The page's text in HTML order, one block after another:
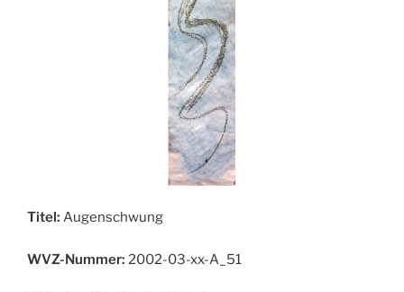
Titel: Augenschwung
WVZ-Nummer: 2002-03-xx-A_51